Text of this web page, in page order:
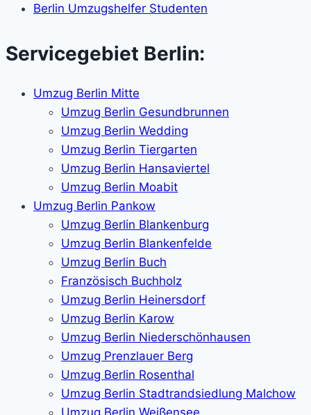
Berlin Umzugshelfer Studenten
Servicegebiet Berlin:
Umzug Berlin Mitte
Umzug Berlin Gesundbrunnen
Umzug Berlin Wedding
Umzug Berlin Tiergarten
Umzug Berlin Hansaviertel
Umzug Berlin Moabit
Umzug Berlin Pankow
Umzug Berlin Blankenburg
Umzug Berlin Blankenfelde
Umzug Berlin Buch
Französisch Buchholz
Umzug Berlin Heinersdorf
Umzug Berlin Karow
Umzug Berlin Niederschönhausen
Umzug Prenzlauer Berg
Umzug Berlin Rosenthal
Umzug Berlin Stadtrandsiedlung Malchow
Umzug Berlin Weißensee